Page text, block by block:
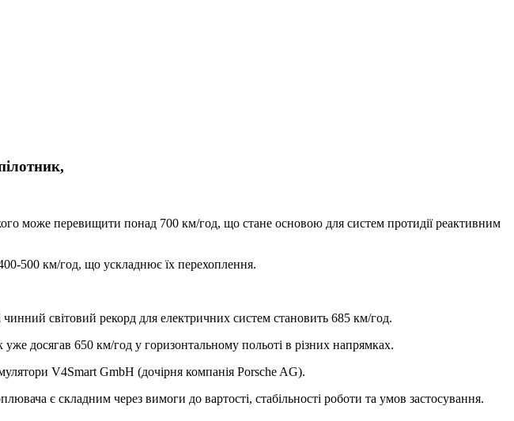
може перевищити понад 700 км/год, що стане основою для систем протидії реактивним
500 км/год, що ускладнює їх перехоплення.
світовий рекорд для електричних систем становить 685 км/год.
досягав 650 км/год у горизонтальному польоті в різних напрямках.
V4Smart GmbH (дочірня компанія Porsche AG).
є складним через вимоги до вартості, стабільності роботи та умов застосування.